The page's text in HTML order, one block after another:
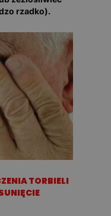
rzadko).
TORBIELI